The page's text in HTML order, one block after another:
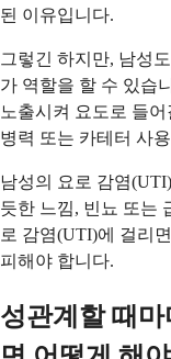
된 이유입니다.
그렇긴 하지만, 남성
가 역할을 할 수 있습
노출시켜 요도로 들
병력 또는 카테터 사
남성의 요로 감염
듯한 느낌, 빈뇨 또는
로 감염(UTI)에 걸리
피해야 합니다.
성관계할 때